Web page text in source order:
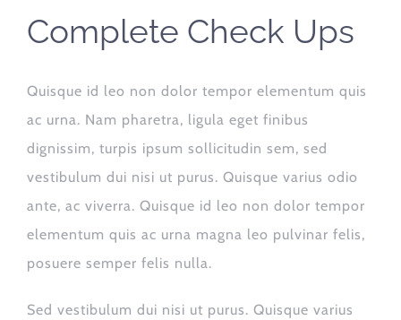
Complete Check Ups
Quisque id leo non dolor tempor elementum quis
ac urna. Nam pharetra, ligula eget finibus
dignissim, turpis ipsum sollicitudin sem, sed
vestibulum dui nisi ut purus. Quisque varius odio
ante, ac viverra. Quisque id leo non dolor tempor
elementum quis ac urna magna leo pulvinar felis,
posuere semper felis nulla.
Sed vestibulum dui nisi ut purus. Quisque varius